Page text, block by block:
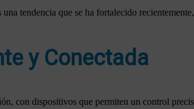
tendencia que se ha fortalecido
y Conectada
con dispositivos que permiten un control